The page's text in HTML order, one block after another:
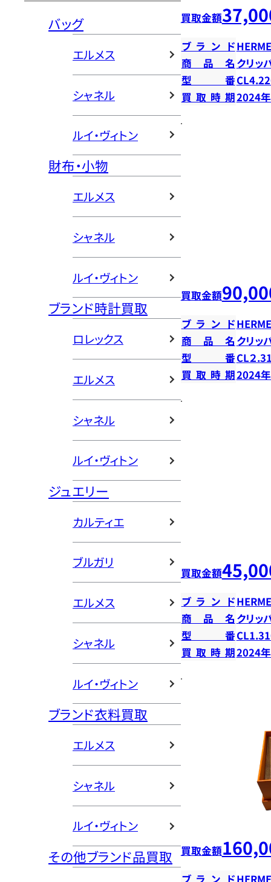
バッグ
エルメス
シャネル
ルイ・ヴィトン
財布・小物
エルメス
シャネル
ルイ・ヴィトン
ブランド時計買取
ロレックス
エルメス
シャネル
ルイ・ヴィトン
ジュエリー
カルティエ
ブルガリ
エルメス
シャネル
ルイ・ヴィトン
ブランド衣料買取
エルメス
シャネル
ルイ・ヴィトン
その他ブランド品買取
買取金額
ブランド
商品名 クリッ
型番
買取時期2024
買取金額
ブランド
商品名 クリ
型番CL２
買取時期2024
買取金額
ブランド
商品名 クリッ
型番
買取時期2024
買取金額